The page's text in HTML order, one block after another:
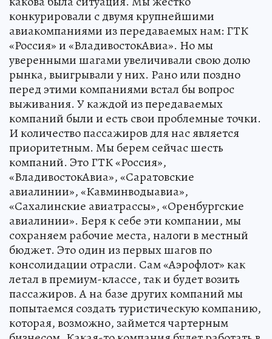
конкурировали с двумя крупнейшими
авиакомпаниями из передаваемых нам: ГТК
«Россия» и «ВладивостокАвиа». Но мы
уверенными шагами увеличивали свою долю
рынка, выигрывали у них. Рано или поздно
перед этими компаниями встал бы вопрос
выживания. У каждой из передаваемых
компаний были и есть свои проблемные точки.
И количество пассажиров для нас является
приоритетным. Мы берем сейчас шесть
компаний. Это ГТК «Россия»,
«ВладивостокАвиа», «Саратовские
авиалинии», «Кавминводыавиа»,
«Сахалинские авиатрассы», «Оренбургские
авиалинии». Беря к себе эти компании, мы
сохраняем рабочие места, налоги в местный
бюджет. Это один из первых шагов по
консолидации отрасли. Сам «Аэрофлот» как
летал в премиум-классе, так и будет возить
пассажиров. А на базе других компаний мы
попытаемся создать туристическую компанию,
которая, возможно, займется чартерным